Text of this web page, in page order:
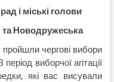
і міські голови
та Новодружеська
чергові вибори
виборчої агітації
які вас висували